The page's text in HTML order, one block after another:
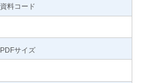
資料コード
PDFサイズ